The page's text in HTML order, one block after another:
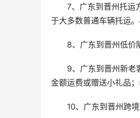
7、广东到晋州托运
于大多数普通车辆托运
8、广东到晋州低价
9、广东到晋州新老
金额运费或赠送小礼品
10、广东到晋州跨